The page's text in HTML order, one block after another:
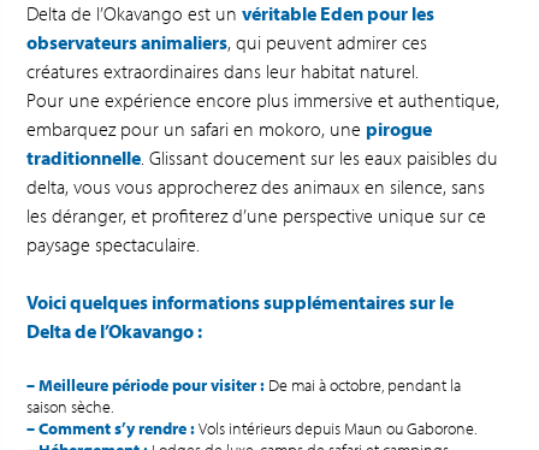
Delta de l’Okavango est unvéritable Eden pour les
observateurs animaliers, qui peuvent admirer ces
créatures extraordinaires dans leur habitat naturel.
Pour une expérience encore plus immersive et authentique,
embarquez pour un safari en mokoro, une pirogue
traditionnelle. Glissant doucement sur les eaux paisibles du
delta, vous vous approcherez des animaux en silence, sans
les déranger, et profiterez d’une perspective unique sur ce
paysage spectaculaire.
Voici quelques informations supplémentaires sur le
Delta de l’Okavango :
– Meilleure période pour visiter : De mai à octobre, pendant la
saison sèche.
– Comment s’y rendre :Vols intérieurs depuis Maun ou Gaborone.